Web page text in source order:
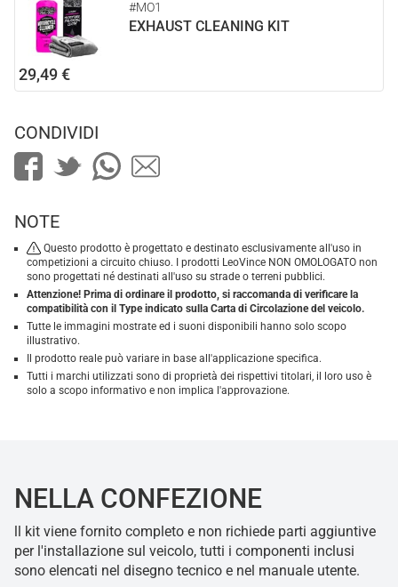
#MO1
EXHAUST CLEANING KIT
29,49 €
CONDIVIDI
NOTE
Questo prodotto è progettato e destinato esclusivamente all'uso in
competizioni a circuito chiuso. I prodotti LeoVince NON OMOLOGATO non
sono progettati né destinati all'uso su strade o terreni pubblici.
Attenzione! Prima di ordinare il prodotto, si raccomanda di verificare la
compatibilità con il Type indicato sulla Carta di Circolazione del veicolo.
Tutte le immagini mostrate ed i suoni disponibili hanno solo scopo
illustrativo.
Il prodotto reale può variare in base all'applicazione specifica.
Tutti i marchi utilizzati sono di proprietà dei rispettivi titolari, il loro uso è
solo a scopo informativo e non implica l'approvazione.
NELLA CONFEZIONE
ll kit viene fornito completo e non richiede parti aggiuntive
per l'installazione sul veicolo, tutti i componenti inclusi
sono elencati nel disegno tecnico e nel manuale utente.